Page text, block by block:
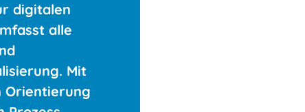
digitalen
alle
Mit
Orientierung